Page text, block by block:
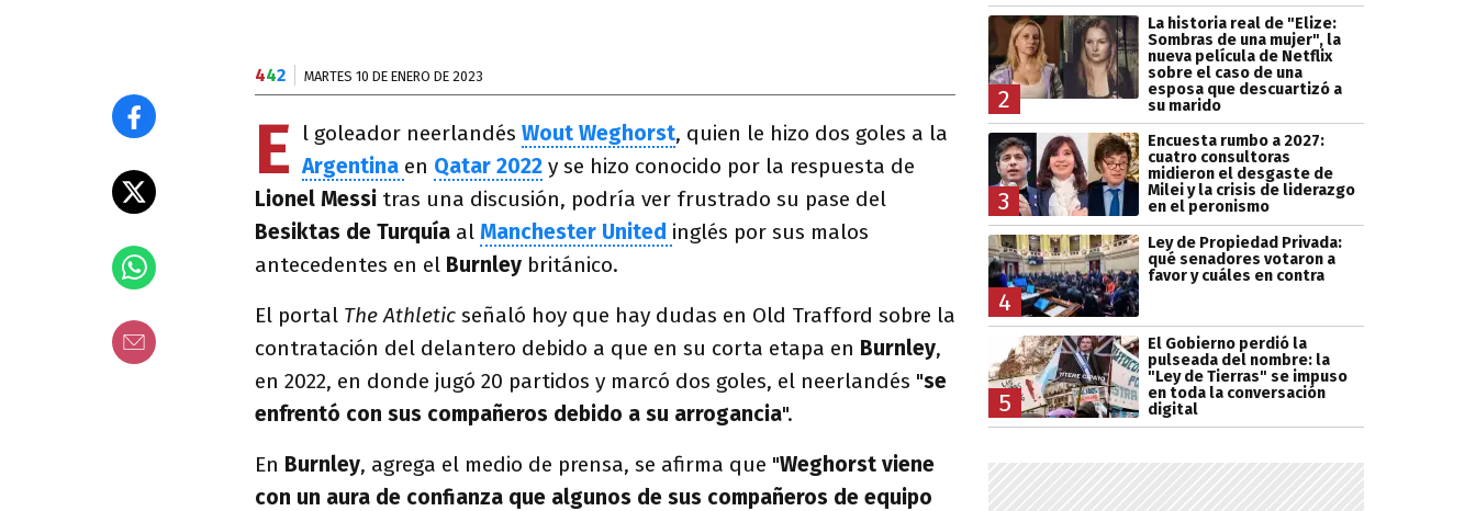
442 MARTES 10 DE ENERO DE 2023
E l goleador neerlandés Wout Weghorst, quien le hizo dos goles a la
Argentina en Qatar 2022 y se hizo conocido por la respuesta de
Lionel Messi tras una discusión, podría ver frustrado su pase del
Besiktas de Turquía al Manchester United inglés por sus malos
antecedentes en el Burnley británico.
El portal The Athletic señaló hoy que hay dudas en Old Trafford sobre la
contratación del delantero debido a que en su corta etapa en Burnley,
en 2022, en donde jugó 20 partidos y marcó dos goles, el neerlandés "se
enfrentó con sus compañeros debido a su arrogancia".
En Burnley, agrega el medio de prensa, se afirma que "Weghorst viene
con un aura de confianza que algunos de sus compañeros de equipo
2
La historia real de "Elize:
Sombras de una mujer", la
nueva película de Netflix
sobre el caso de una
esposa que descuartizó a
su marido
3
Encuesta rumbo a 2027:
cuatro consultoras
midieron el desgaste de
Milei y la crisis de liderazgo
en el peronismo
4
Ley de Propiedad Privada:
qué senadores votaron a
favor y cuáles en contra
5
El Gobierno perdió la
pulseada del nombre: la
"Ley de Tierras" se impuso
en toda la conversación
digital